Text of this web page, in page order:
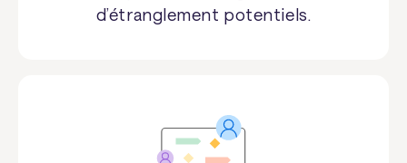
d’étranglement potentiels.